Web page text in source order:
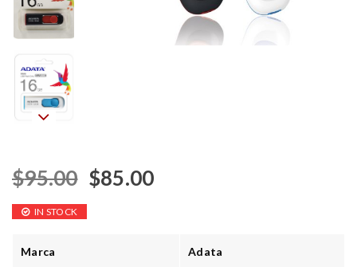
$95.00 $85.00
IN STOCK
Marca Adata